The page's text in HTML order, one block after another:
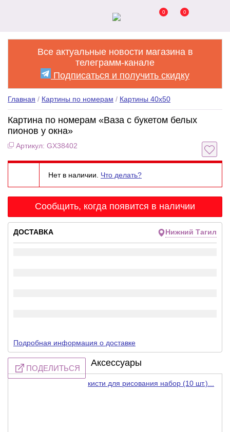
0 0
Все актуальные новости магазина в
телеграмм-канале
Подписаться и получить скидку
Главная / Картины по номерам / Картины 40x50
Картина по номерам «Ваза с букетом белых
пионов у окна»
Артикул: GX38402
Нет в наличии. Что делать?
Сообщить, когда появится в наличии
ДОСТАВКА Нижний Тагил
Подробная информация о доставке
ПОДЕЛИТЬСЯ
Аксессуары
кисти для рисования набор (10 шт.)...